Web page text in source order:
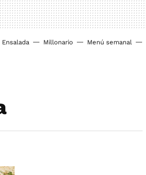
Ensalada Millonario Menú semanal